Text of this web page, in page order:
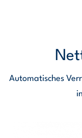
Automatisches